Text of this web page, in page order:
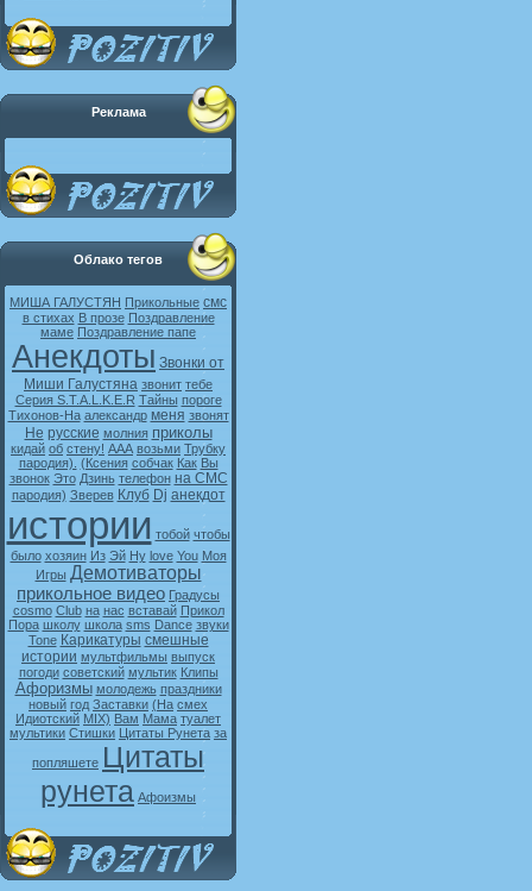
Реклама
Облако тегов
МИША ГАЛУСТЯН Прикольные смс
в стихах В прозе Поздравление
маме Поздравление папе
Анекдоты Звонки от
Миши Галустяна звонит тебе
Серия S.T.A.L.K.E.R Тайны пороге
Тихонов-На александр меня звонят
Не русские молния приколы
кидай об стену! ААА возьми Трубку
пародия). (Ксения собчак Как Вы
звонок Это Дзинь телефон на СМС
пародия) Зверев Клуб Dj анекдот
истории тобой чтобы
было хозяин Из Эй Ну love You Моя
Игры Демотиваторы
прикольное видео Градусы
cosmo Club на нас вставай Прикол
Пора школу школа sms Dance звуки
Tone Карикатуры смешные
истории мультфильмы выпуск
погоди советский мультик Клипы
Афоризмы молодежь праздники
новый год Заставки (На смех
Идиотский MIX) Вам Мама туалет
мультики Стишки Цитаты Рунета за
попляшете Цитаты
рунета Афоизмы